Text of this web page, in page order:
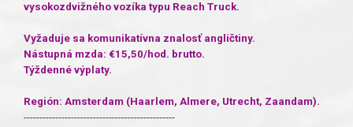
vysokozdvižného vozíka typu Reach Truck.
Vyžaduje sa komunikatívna znalosť angličtiny.
Nástupná mzda: €15,50/hod. brutto.
Týždenné výplaty.
Región: Amsterdam (Haarlem, Almere, Utrecht, Zaandam).
------------------------------------------------